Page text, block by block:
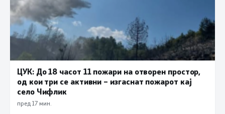
ЦУК: До 18 часот 11 пожари на отворен простор,
од кои три се активни – изгаснат пожарот кај
село Чифлик
пред 17 мин.